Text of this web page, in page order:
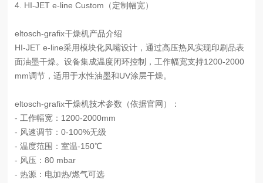
4. HI-JET e-line Custom（定制幅宽）
eltosch-grafix干燥机产品介绍
HI-JET e-line采用模块化风嘴设计，通过高压热风实现印刷品表
面油墨干燥。设备集成温度闭环控制，工作幅宽支持1200-2000
mm调节，适用于水性油墨和UV涂层干燥。
eltosch-grafix干燥机技术参数（依据官网）：
- 工作幅宽：1200-2000mm
- 风速调节：0-100%无级
- 温度范围：室温-150℃
- 风压：80 mbar
- 热源：电加热/燃气可选